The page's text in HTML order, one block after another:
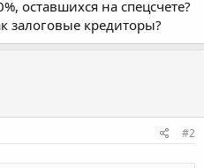
оставшихся на спецсчете?
залоговые кредиторы?
#2